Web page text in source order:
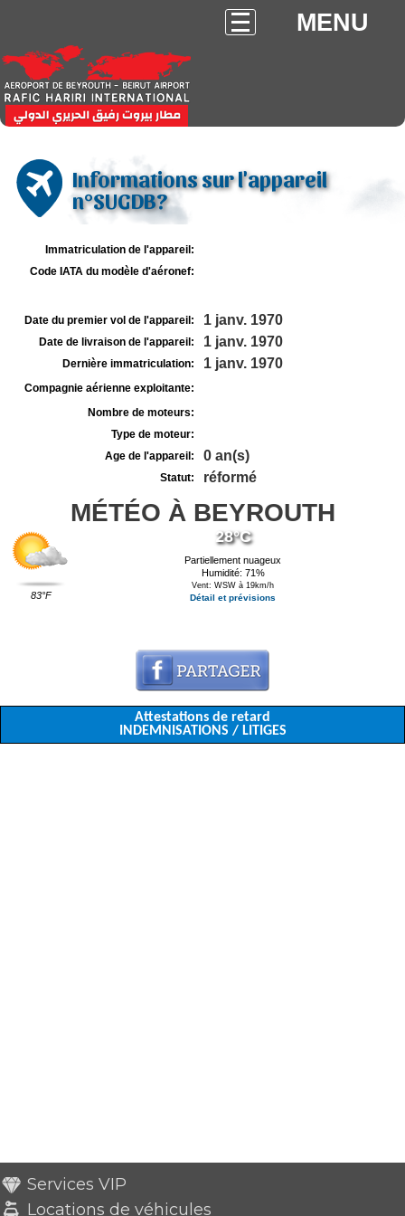
MENU
Informations sur l'appareil
n°SUGDB?
Immatriculation de l'appareil:
Code IATA du modèle d'aéronef:
Date du premier vol de l'appareil: 1 janv. 1970
Date de livraison de l'appareil: 1 janv. 1970
Dernière immatriculation: 1 janv. 1970
Compagnie aérienne exploitante:
Nombre de moteurs:
Type de moteur:
Age de l'appareil:
0 an(s)
Statut: réformé
MÉTÉO À BEYROUTH
83°F
28°C
Partiellement nuageux
Humidité: 71%
Vent: WSW à 19km/h
Détail et prévisions
Attestations de retard
INDEMNISATIONS / LITIGES
Services VIP
Locations de véhicules